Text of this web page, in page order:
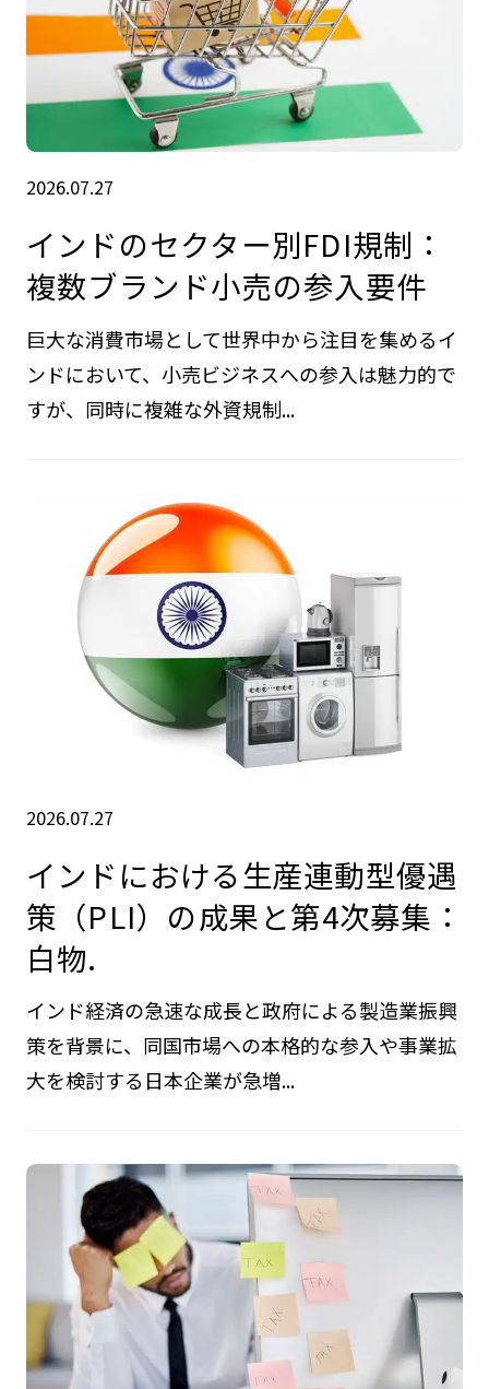
2026.07.27
インドのセクター別FDI規制：
複数ブランド小売の参入要件
巨大な消費市場として世界中から注目を集めるイ
ンドにおいて、小売ビジネスへの参入は魅力的で
すが、同時に複雑な外資規制...
2026.07.27
インドにおける生産連動型優遇
策（PLI）の成果と第4次募集：
白物.
インド経済の急速な成長と政府による製造業振興
策を背景に、同国市場への本格的な参入や事業拡
大を検討する日本企業が急増...